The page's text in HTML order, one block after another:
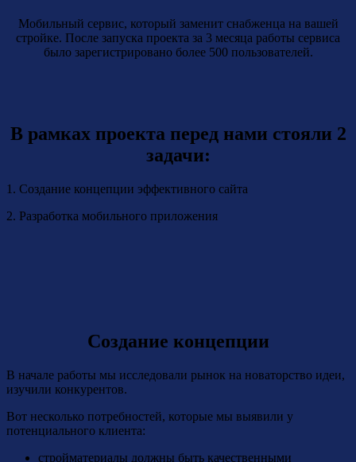
Мобильный сервис, который заменит снабженца на вашей
стройке. После запуска проекта за 3 месяца работы сервиса
было зарегистрировано более 500 пользователей.
В рамках проекта перед нами стояли 2
задачи:
1. Создание концепции эффективного сайта
2. Разработка мобильного приложения
Создание концепции
В начале работы мы исследовали рынок на новаторство идеи,
изучили конкурентов.
Вот несколько потребностей, которые мы выявили у
потенциального клиента:
стройматериалы должны быть качественными